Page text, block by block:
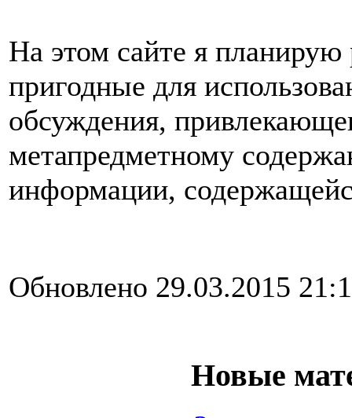
На этом сайте я
пригодные для
обсуждения,
метапредметному
информации,
Обновлено 29.03.2015
Новые